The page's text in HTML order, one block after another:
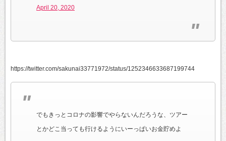
April 20, 2020
https://twitter.com/sakunai33771972/status/1252346633687199744
でもきっとコロナの影響でやらないんだろうな、ツアー
とかどこ当っても行けるようにいーっぱいお金貯めよ